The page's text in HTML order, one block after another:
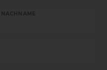
NACHNAME